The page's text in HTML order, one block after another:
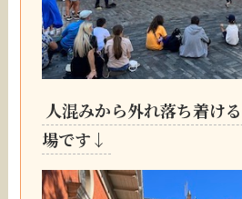
人混みから外れ落ち着け
場です↓